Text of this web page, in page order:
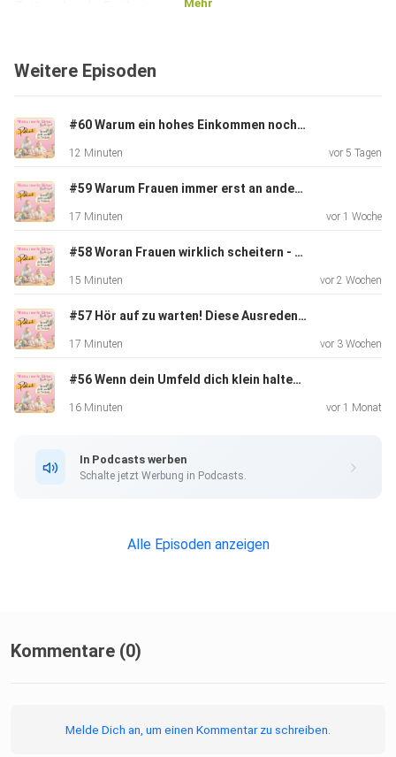
Viel Freude beim Hören.
Love, Sabine
Sichere dir JETZT tägliche Inspiration auf Instagram:
dann sichere dir gleich einen Termin zumkostenfreien
erfahre in
Mehr
Weitere Episoden
#60 Warum ein hohes Einkommen noch lange kein Vermögen bedeutet
12 Minuten vor 5 Tagen
#59 Warum Frauen immer erst an andere denken und sich dabei selbst vergessen
17 Minuten vor 1 Woche
#58 Woran Frauen wirklich scheitern - die Börse ist es nicht
15 Minuten vor 2 Wochen
#57 Hör auf zu warten! Diese Ausreden kosten dich ein Vermögen.
17 Minuten vor 3 Wochen
#56 Wenn dein Umfeld dich klein halten will – Wie du mit Neid umgehst, wenn du dich veränderst
16 Minuten vor 1 Monat
In Podcasts werben
Schalte jetzt Werbung in Podcasts.
Alle Episoden anzeigen
Kommentare (0)
Melde Dich an, um einen Kommentar zu schreiben.